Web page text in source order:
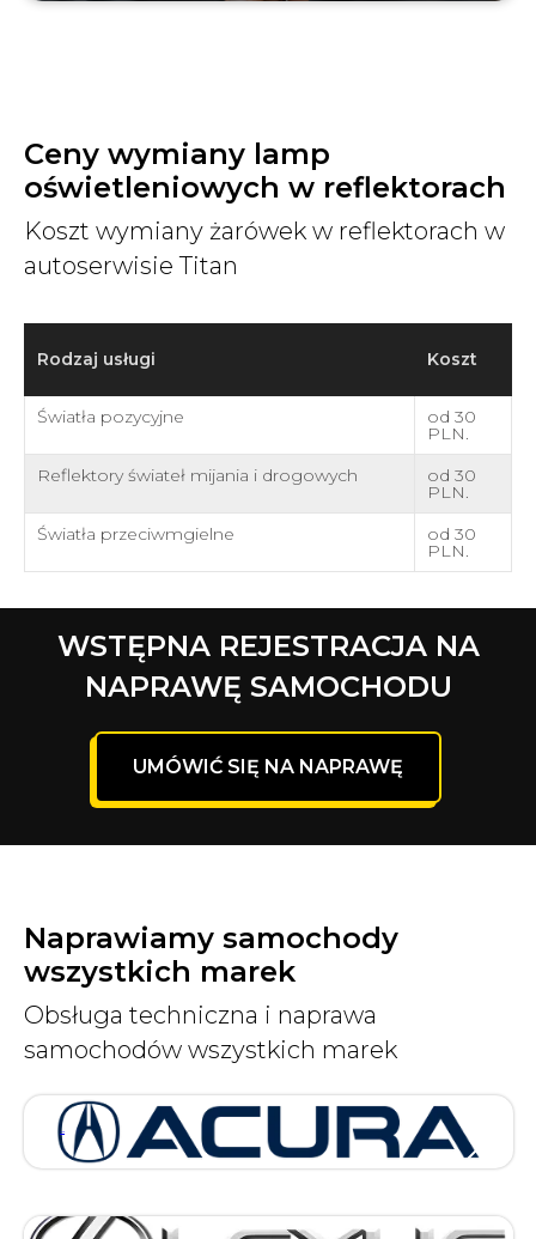
Ceny wymiany lamp
oświetleniowych w reflektorach
Koszt wymiany żarówek w reflektorach w
autoserwisie Titan
Rodzaj usługi Koszt
Światła pozycyjne od 30
PLN.
Reflektory świateł mijania i drogowych
od 30
PLN.
Światła przeciwmgielne
od 30
PLN.
WSTĘPNA REJESTRACJA NA
NAPRAWĘ SAMOCHODU
UMÓWIĆ SIĘ NA NAPRAWĘ
Naprawiamy samochody
wszystkich marek
Obsługa techniczna i naprawa
samochodów wszystkich marek